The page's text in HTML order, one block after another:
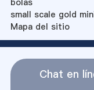
small scale gold
Mapa del sitio
Chat en